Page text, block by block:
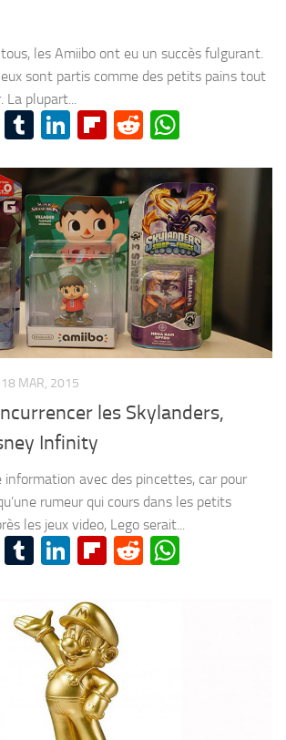
les Amiibo ont eu un succès fulgurant.
eux sont partis comme des petits pains tout
plupart...
Pinterest
Tumblr
LinkedIn
Flipboard
Reddit
18 MAR, 2015
les Skylanders,
Infinity
information avec des pincettes, car pour
rumeur qui cours dans les petits
les jeux video, Lego serait...
Pinterest
Tumblr
LinkedIn
Flipboard
Reddit